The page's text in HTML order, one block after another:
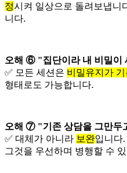
정시켜 일상으로 돌려보냅니
니다.
오해 ⑥ "집단이라 내 비밀이
✅ 모든 세션은 비밀유지가 기
형태로도 가능합니다.
오해 ⑦ "기존 상담을 그만두
✅ 대체가 아니라 보완입니다
그것을 우선하며 병행할 수